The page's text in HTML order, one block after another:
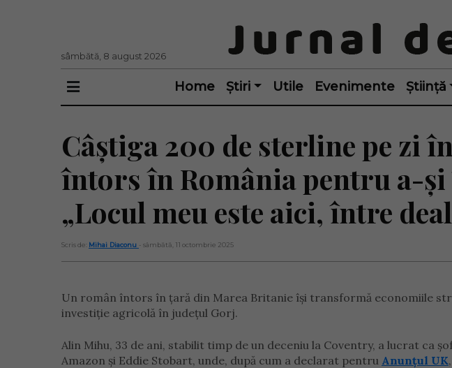
sâmbătă, 8 august 2026
Home Știri Utile Evenimente Știință
Câștiga 200 de sterline pe zi
întors în România pentru a-
„Locul meu este aici, între
Scris de: Mihai Diaconu - sâmbătă, 11 octombrie 2025
Un român întors în țară din Marea Britanie își transformă economiile
investiție agricolă în județul Gorj.
Alin Mihu, 33 de ani, stabilit timp de un deceniu la Coventry, a lucrat ca
Amazon și Eddie Stobart, unde, după cum a declarat pentru Anunțul UK